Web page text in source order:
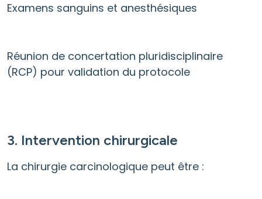
Examens sanguins et anesthésiques
Réunion de concertation pluridisciplinaire
(RCP) pour validation du protocole
3. Intervention chirurgicale
La chirurgie carcinologique peut être :